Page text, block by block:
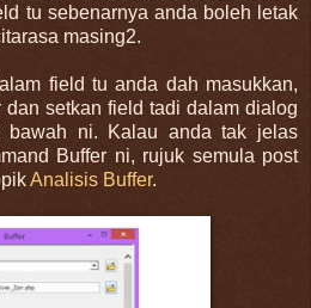
tu sebenarnya anda boleh letak
masing2.
field tu anda dah masukkan,
dan setkan field tadi dalam dialog
bawah ni. Kalau anda tak jelas
Buffer ni, rujuk semula post
Analisis Buffer.